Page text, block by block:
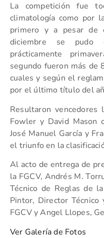
La competición fue
climatología como por
primero y a pesar de
diciembre se pudo
prácticamente
segundo fueron más de
cuales y según el
por el último título del
Resultaron
Fowler y David Mason
José Manuel García y
el triunfo en la
Al acto de entrega de
la FGCV, Andrés M.
Técnico de Reglas de
Pintor, Director
FGCV y Angel Llopes,
Ver Galería de Fotos